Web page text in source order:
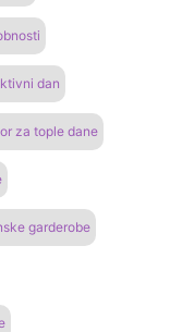
dan
za tople dane
garderobe